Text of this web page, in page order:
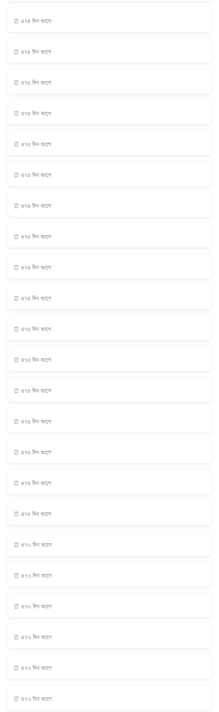
⏰ ৪৭৪ দিন আগে
⏰ ৪৭৪ দিন আগে
⏰ ৪৭৫ দিন আগে
⏰ ৪৭৫ দিন আগে
⏰ ৪৭৫ দিন আগে
⏰ ৪৭৫ দিন আগে
⏰ ৪৭৫ দিন আগে
⏰ ৪৭৫ দিন আগে
⏰ ৪৭৫ দিন আগে
⏰ ৪৭৫ দিন আগে
⏰ ৪৭৫ দিন আগে
⏰ ৪৭৫ দিন আগে
⏰ ৪৭৫ দিন আগে
⏰ ৪৭৫ দিন আগে
⏰ ৪৭৫ দিন আগে
⏰ ৪৭৫ দিন আগে
⏰ ৪৭৫ দিন আগে
⏰ ৪৭৬ দিন আগে
⏰ ৪৭৬ দিন আগে
⏰ ৪৭৬ দিন আগে
⏰ ৪৭৬ দিন আগে
⏰ ৪৭৬ দিন আগে
⏰ ৪৭৬ দিন আগে